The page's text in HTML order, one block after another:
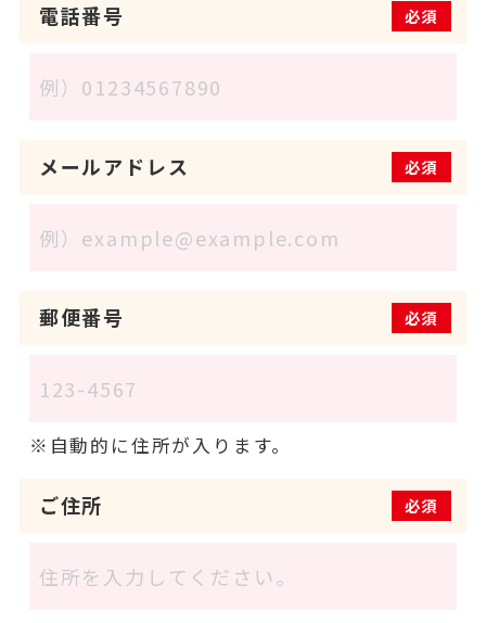
電話番号 必須
メールアドレス 必須
郵便番号 必須
自動的に住所が入ります。
ご住所 必須